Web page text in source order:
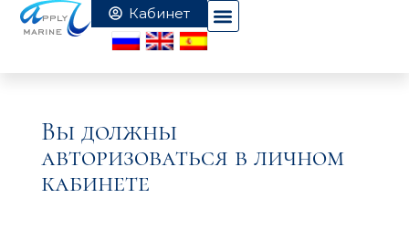
Вы должны
авторизоваться в личном
кабинете